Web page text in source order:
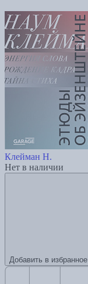
Клейман Н.
Нет в наличии
Добавить в избранное